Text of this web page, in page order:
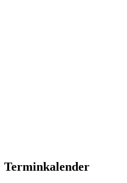
Terminkalender